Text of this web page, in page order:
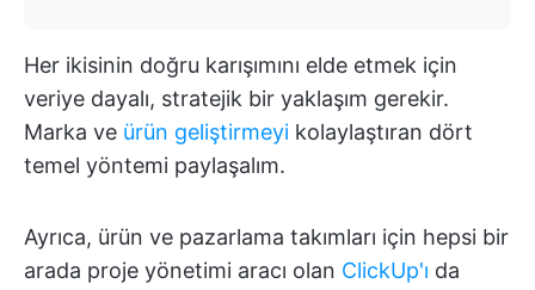
Her ikisinin doğru karışımını elde etmek için
veriye dayalı, stratejik bir yaklaşım gerekir.
Marka ve ürün geliştirmeyi kolaylaştıran dört
temel yöntemi paylaşalım.
Ayrıca, ürün ve pazarlama takımları için hepsi bir
arada proje yönetimi aracı olan ClickUp'ı da